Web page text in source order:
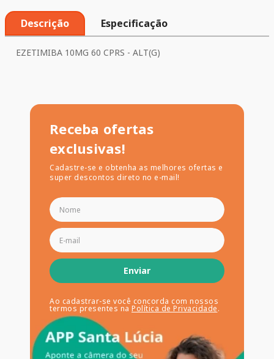
Descrição Especificação
EZETIMIBA 10MG 60 CPRS - ALT(G)
Receba ofertas
exclusivas!
Cadastre-se e obtenha as melhores ofertas e
super descontos direto no e-mail!
Enviar
Ao cadastrar-se você concorda com nossos
termos presentes na Política de Privacidade.